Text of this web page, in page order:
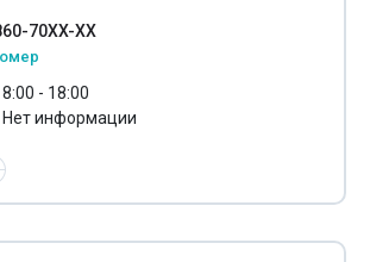
70XX-XX
8:00 - 18:00
Нет информации